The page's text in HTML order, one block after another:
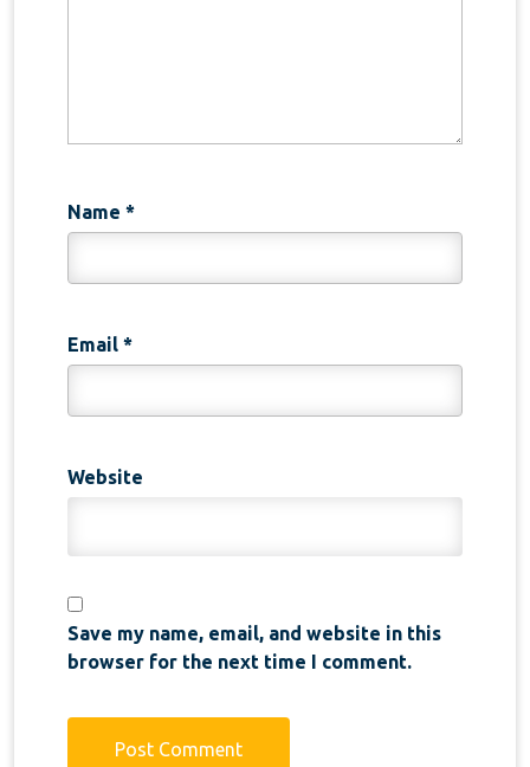
Name *
Email *
Website
Save my name, email, and website in this
browser for the next time I comment.